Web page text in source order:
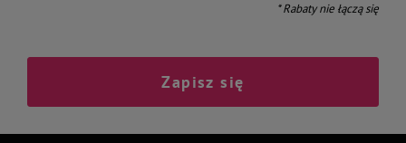
* Rabaty nie łączą się
Zapisz się